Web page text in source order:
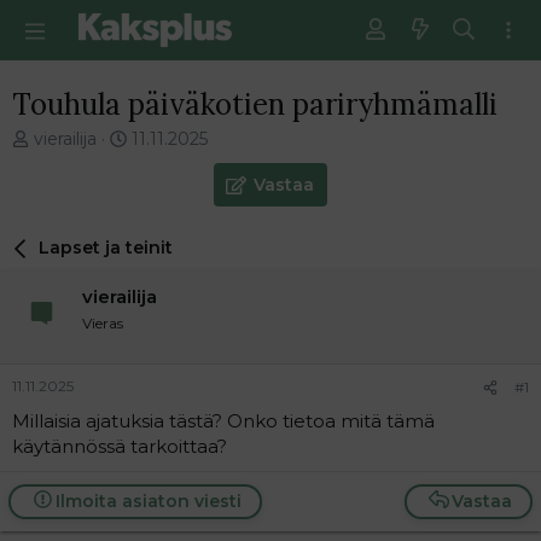
Touhula päiväkotien pariryhmämalli
V
e
t
n
a
o
i
t
t
vierailija
E
m
i
i
e
s
t
i
11.11.2025
Vastaa
Lapset ja teinit
vierailija
Vieras
11.11.2025 #1
Millaisia ajatuksia tästä? Onko tietoa mitä tämä
käytännössä tarkoittaa?
Vastaa
Ilmoita asiaton viesti